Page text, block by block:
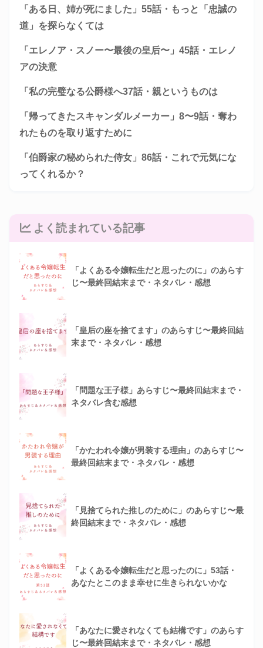
「ある日、姉が死にました」55話・もっと「忠誠の
道」を探らなくては
「エレノア・スノー〜最後の皇后〜」45話・エレノ
アの決意
「私の完璧なる公爵様へ37話・親というものは
「帰ってきたスキャンダルメーカー」8〜9話・奪わ
れたものを取り返すために
「伯爵家の秘められた侍女」86話・これで元気にな
ってくれるか？
よく読まれている記事
「よくある令嬢転生だと思ったのに」のあらす
じ〜最終回結末まで・ネタバレ・感想
「皇后の座を捨てます」のあらすじ〜最終回結
末まで・ネタバレ・感想
「問題な王子様」あらすじ〜最終回結末まで・
ネタバレ含む感想
「かたわれ令嬢が男装する理由」のあらすじ〜
最終回結末まで・ネタバレ・感想
「見捨てられた推しのために」のあらすじ〜最
終回結末まで・ネタバレ・感想
「よくある令嬢転生だと思ったのに」53話・
あなたとこのまま幸せに生きられないかな
「あなたに愛されなくても結構です」のあらす
じ〜最終回結末まで・ネタバレ・感想